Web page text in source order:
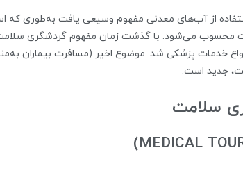
از آب‌های معدنی مفهوم وسیعی یافت به‌طوری که
محسوب می‌شود. با گذشت زمان مفهوم گردشگری سلامت
خدمات پزشکی شد. موضوع اخیر (مسافرت بیماران
جدید است.
سلامت